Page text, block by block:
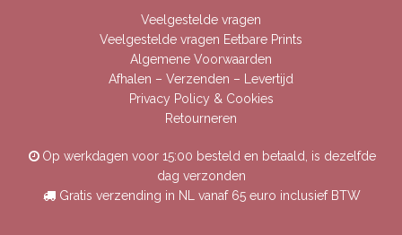
Veelgestelde vragen
Veelgestelde vragen Eetbare Prints
Algemene Voorwaarden
Afhalen – Verzenden – Levertijd
Privacy Policy & Cookies
Retourneren
Op werkdagen voor 15:00 besteld en betaald, is dezelfde
dag verzonden
Gratis verzending in NL vanaf 65 euro inclusief BTW